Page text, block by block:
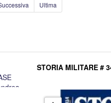
Ultima
STORIA MILITARE #